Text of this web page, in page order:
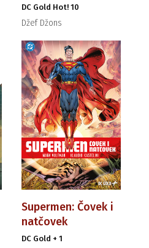
DC Gold Hot! 10
Džef Džons
Supermen: Čovek i
natčovek
DC Gold + 1